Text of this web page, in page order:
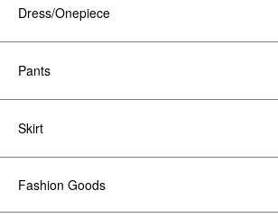
Dress/Onepiece
Pants
Skirt
Fashion Goods